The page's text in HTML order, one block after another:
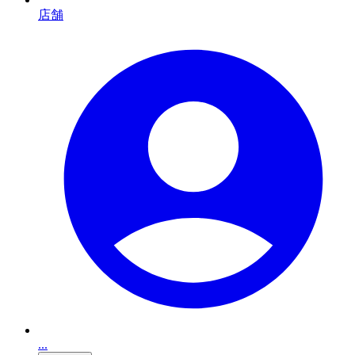
店舗
...